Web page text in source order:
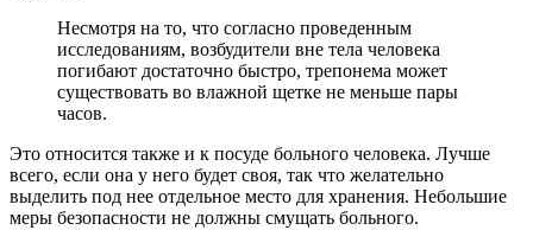
Несмотря на то, что согласно проведенным
исследованиям, возбудители вне тела человека
погибают достаточно быстро, трепонема может
существовать во влажной щетке не меньше пары
часов.
Это относится также и к посуде больного человека. Лучше
всего, если она у него будет своя, так что желательно
выделить под нее отдельное место для хранения. Небольшие
меры безопасности не должны смущать больного.